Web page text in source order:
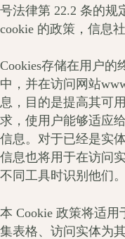
号法律第 22.2 条的规
cookie 的政策，信息
Cookies存储在用户的
中，并在访问网站
息，目的是提高其可
求，使用户能够适应
信息。对于已经是实
信息也将用于在访问
不同工具时识别他们。
本 Cookie 政策将适
集表格、访问实体为